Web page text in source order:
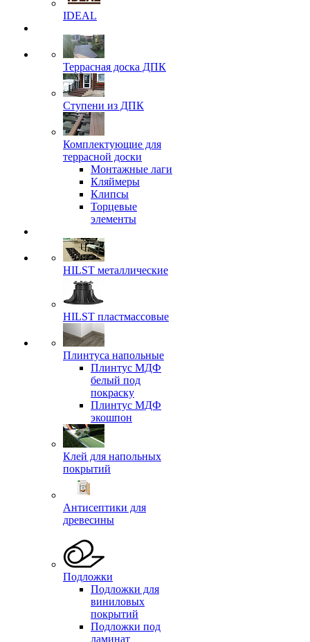
IDEAL
Террасная доска ДПК
Ступени из ДПК
Комплектующие для
террасной доски
Монтажные лаги
Кляймеры
Клипсы
Торцевые
элементы
HILST металлические
HILST пластмассовые
Плинтуса напольные
Плинтус МДФ
белый под
покраску
Плинтус МДФ
экошпон
Клей для напольных
покрытий
Антисептики для
древесины
Подложки
Подложки для
виниловых
покрытий
Подложки под
ламинат